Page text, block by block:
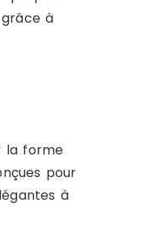
à
la forme
pour
à